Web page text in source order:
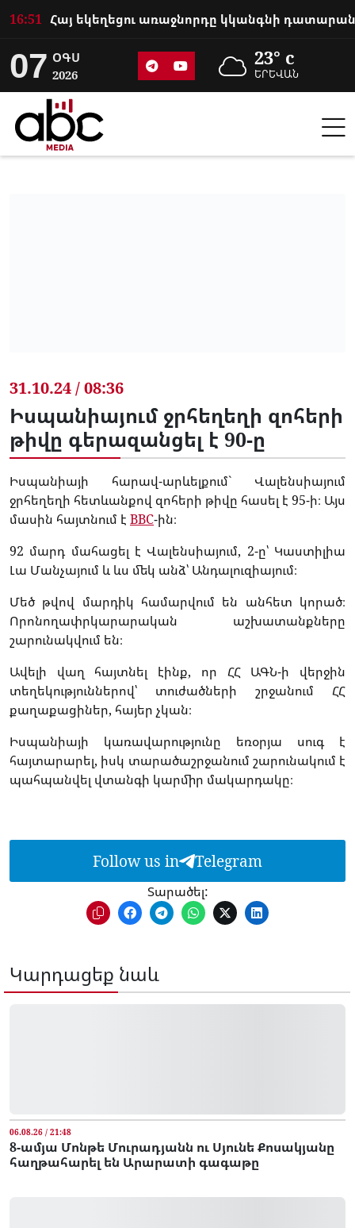
16:51
07 ՕԳՍ
2026
23° c
ԵՐԵՎԱՆ
31.10.24 / 08:36
Իսպանիայում ջրհեղեղի զոհերի
թիվը գերազանցել է 90-ը
Իսպանիայի հարավ-արևելքում` Վալենսիայում
ջրհեղեղի հետևանքով զոհերի թիվը հասել է 95-ի։ Այս
մասին հայտնում է BBC-ին։
92 մարդ մահացել է Վալենսիայում, 2-ը՝ Կաստիլիա
Լա Մանչայում և ևս մեկ անձ՝ Անդալուզիայում։
Մեծ թվով մարդիկ համարվում են անհետ կորած։
Որոնողափրկարարական աշխատանքները
շարունակվում են։
Ավելի վաղ հայտնել էինք, որ ՀՀ ԱԳՆ-ի վերջին
տեղեկություններով՝ տուժածների շրջանում ՀՀ
քաղաքացիներ, հայեր չկան։
Իսպանիայի կառավարությունը եռօրյա սուգ է
հայտարարել, իսկ տարածաշրջանում շարունակում է
պահպանվել վտանգի կարմիր մակարդակը։
Follow us in Telegram
Տարածել:
Կարդացեք նաև
06.08.26 / 21:48
8-ամյա Մոնթե Մուրադյանն ու Սյունե Քոսակյանը
հաղթահարել են Արարատի գագաթը